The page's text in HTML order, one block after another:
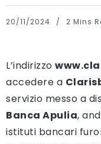
20/11/2024 2 Mins
L’indirizzo
accedere a
servizio messo a
Banca Apulia,
istituti bancari